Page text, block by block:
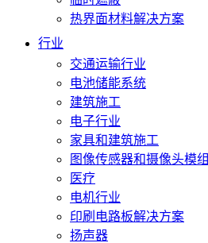
热界面材料解决方案
行业
交通运输行业
电池储能系统
建筑施工
电子行业
家具和建筑施工
图像传感器和摄像头模组
医疗
电机行业
印刷电路板解决方案
扬声器